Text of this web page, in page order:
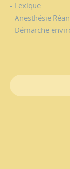
Lexique
Anesthésie
Démarche